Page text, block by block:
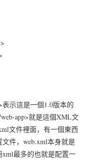
表示這是一個1.0版本的
app>就是這個XML文
文件裡面，有一個東西
件，web.xml本身就是
最多的也就是配置一